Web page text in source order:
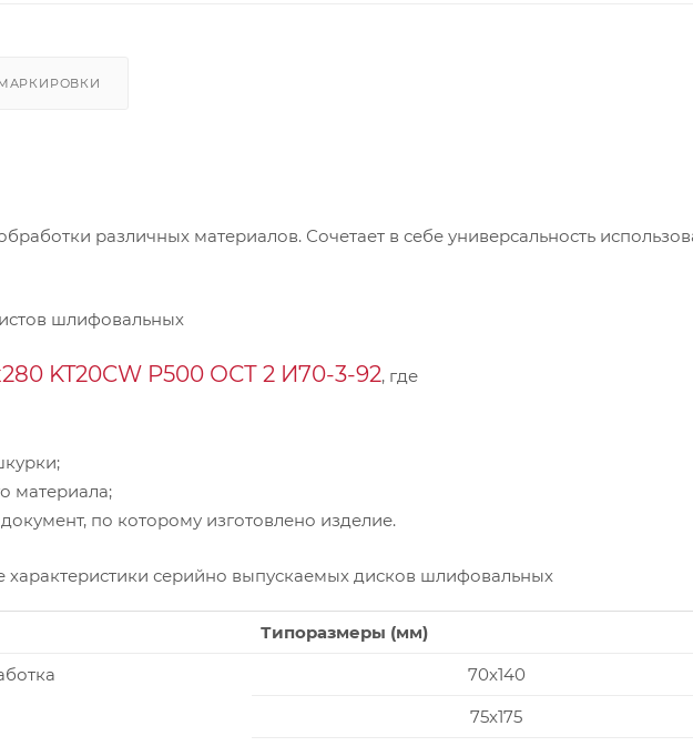
различных материалов. Сочетает в себе универсальность
шлифовальных
KT20CW P500 ОСТ 2 И70-3-92, где
материала;
по которому изготовлено изделие.
серийно выпускаемых дисков шлифовальных
Типоразмеры (мм)
70x140
75x175